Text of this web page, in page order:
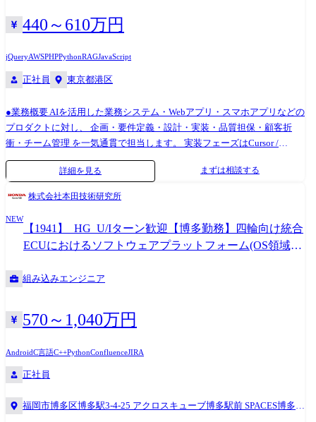
していきます。 ●キャリアパス ・プロダクトエンジニア → 顧客折衝・要
件定義をリードするポジションへ ・プロジェクトリーダー / プロジェク
440～610万円
jQueryAWSPHPPythonRAGJavaScript
正社員 東京都港区
●業務概要 AIを活用した業務システム・Webアプリ・スマホアプリなどの
プロダクトに対し、 企画・要件定義・設計・実装・品質担保・顧客折
衝・チーム管理 を一気通貫で担当します。 実装フェーズはCursor /
GitHub Copilot / Claude Code などのAIコーディング環境を前提に、 AIに
何を作らせるかの設計、生成物の品質判断、本番化の意思決定 をリード
提とした開発設計・実装方針の策定 ・LLM API(OpenAI / Anthropic /
Bedrock 等)・RAG・AIエージェント等の技術選定とアーキテクチャ設計
・フロント/サーバー(AWS / Python / PHP)横断のプロダクト構築 ・AWSを
ンバー育成・コードレビュー(AI生成物のレビュー含む) ・自社サービス
アパス ・技術リーダー → プロジェクトマネージャー ・自社サービスの
プロダクトオーナー ・マネジメント層(評価・組織運営含む)
詳細を見る まずは相談する
株式会社本田技術研究所
NEW
【1941】_HG_U/Iターン歓迎【博多勤務】四輪向け統合
ECUにおけるソフトウェアプラットフォーム(OS領域)
組み込みエンジニア
570～1,040万円
AndroidC言語C++PythonConfluenceJIRA
正社員
福岡市博多区博多駅3-4-25 アクロスキューブ博多駅前 SPACES博多駅